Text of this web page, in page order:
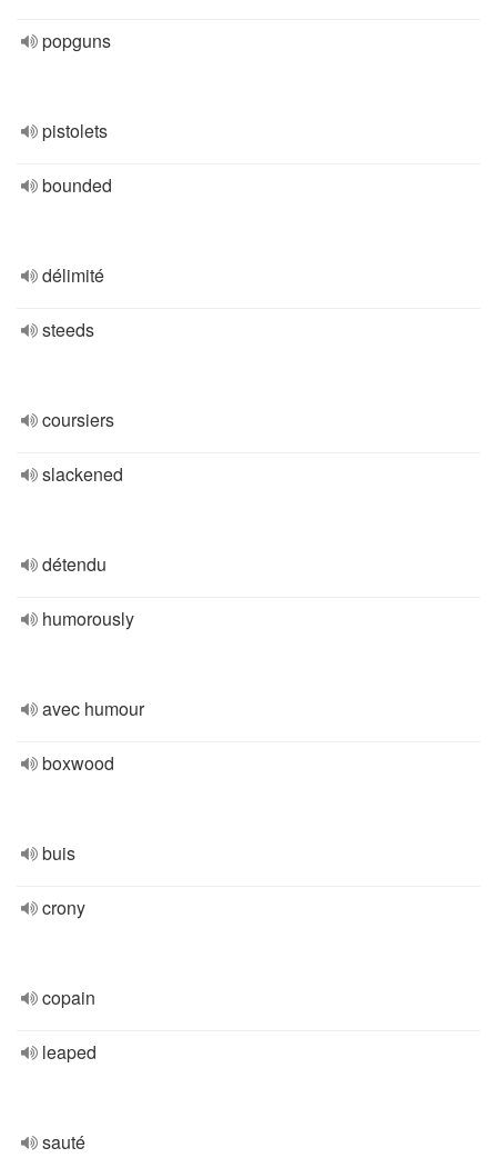
popguns
pistolets
bounded
délimité
steeds
coursiers
slackened
détendu
humorously
avec humour
boxwood
buis
crony
copain
leaped
sauté